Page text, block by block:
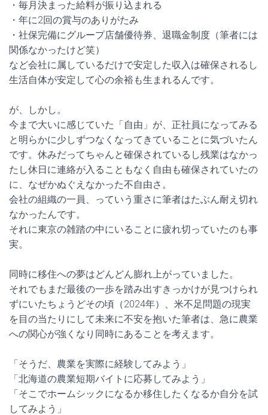
・毎月決まった給料が振り込まれる
・年に2回の賞与のありがたみ
・社保完備にグループ店舗優待券、退職金制度（筆者には
関係なかったけど笑）
など会社に属しているだけで安定した収入は確保されるし
生活自体が安定して心の余裕も生まれるんです。
が、しかし。
今まで大いに感じていた「自由」が、正社員になってみる
と明らかに少しずつなくなってきていることに気づいたん
です。休みだってちゃんと確保されているし残業はなかっ
たし休日に連絡が入ることもなく自由も確保されていたの
に、なぜかぬぐえなかった不自由さ。
会社の組織の一員、っていう重さに筆者はたぶん耐え切れ
なかったんです。
それに東京の雑踏の中にいることに疲れ切っていたのも事
実。
同時に移住への夢はどんどん膨れ上がっていました。
それでもまだ最後の一歩を踏み出すきっかけが見つけられ
ずにいたちょうどその頃（2024年）、米不足問題の現実
を目の当たりにして未来に不安を抱いた筆者は、急に農業
への関心が強くなり同時にあることを考えます。
「そうだ、農業を実際に経験してみよう」
「北海道の農業短期バイトに応募してみよう」
「そこでホームシックになるか移住したくなるか自分を試
してみよう」